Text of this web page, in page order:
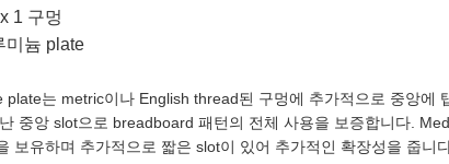
1 구멍
미늄 plate
plate는 metric이나 English thread된 구멍에 추가적으로 중앙
중앙 slot으로 breadboard 패턴의 전체 사용을 보증합니다.
보유하며 추가적으로 짧은 slot이 있어 추가적인 확장성을 줍니